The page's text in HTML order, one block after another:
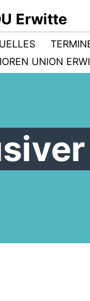
Erwitte
UNION